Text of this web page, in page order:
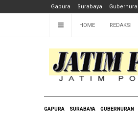
Gapura Surabaya
HOME REDAKSI
GAPURA SURABAYA GUBERNURAN